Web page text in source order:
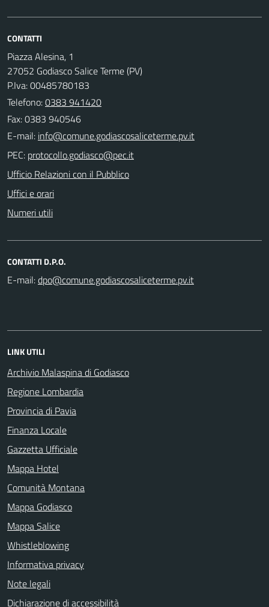
CONTATTI
Piazza Alesina, 1
27052 Godiasco Salice Terme (PV)
P.Iva: 00485780183
Telefono:0383 941420
Fax: 0383 940546
E-mail:
PEC:
Ufficio Relazioni con il Pubblico
Uffici e orari
Numeri utili
CONTATTI D.P.O.
E-mail:
LINK UTILI
Archivio Malaspina di Godiasco
Regione Lombardia
Provincia di Pavia
Finanza Locale
Gazzetta Ufficiale
Mappa Hotel
Comunità Montana
Mappa Godiasco
Mappa Salice
Whistleblowing
Informativa privacy
Note legali
Dichiarazione di accessibilità